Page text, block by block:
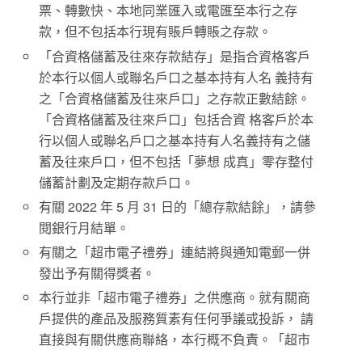
票、轉數快、本地同業匯入或電匯至本行之存
款，但不包括本行現有賬戶轉賬之存款。
「合資格儲蓄及往來存款結存」是指合資格客戶
於本行以個人或聯名戶口之基本持有人名 義持有
之「合資格儲蓄及往來戶口」之存款正數結餘。
「合資格儲蓄及往來戶口」包括合資 格客戶於本
行以個人或聯名戶口之基本持有人名義持有之儲
蓄及往來戶口，但不包括「夢想 成真」零存整付
儲蓄計劃及定期存款戶口。
有關 2022 年 5 月 31 日的「總存款結餘」，請參
閱銀行月結單。
有關之「超市電子禮券」連結將與通知電郵一併
發出予有關得獎者。
本行並非「超市電子禮券」之供應商。就有關商
戶提供的產品及服務質素有任何爭議或投訴， 請
直接與有關供應商聯絡，本行概不負責。「超市